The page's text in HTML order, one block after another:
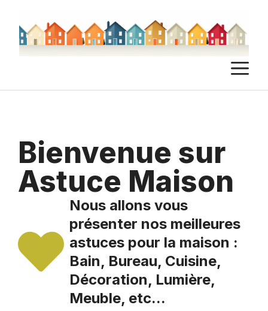
contenu
Bienvenue sur
Astuce Maison
Nous allons vous
présenter nos meilleures
astuces pour la maison :
Bain, Bureau, Cuisine,
Décoration, Lumière,
Meuble, etc...